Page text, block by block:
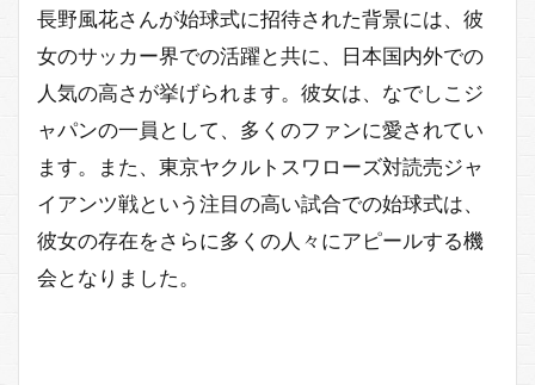
長野風花さんが始球式に招待された背景には、彼
女のサッカー界での活躍と共に、日本国内外での
人気の高さが挙げられます。彼女は、なでしこジ
ャパンの一員として、多くのファンに愛されてい
ます。また、東京ヤクルトスワローズ対読売ジャ
イアンツ戦という注目の高い試合での始球式は、
彼女の存在をさらに多くの人々にアピールする機
会となりました。